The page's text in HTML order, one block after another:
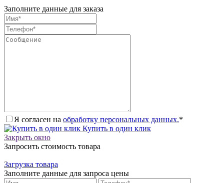
Заполните данные для заказа
Я согласен на обработку персональных данных.*
Купить в один клик
Закрыть окно
Запросить стоимость товара
Загрузка товара
Заполните данные для запроса цены